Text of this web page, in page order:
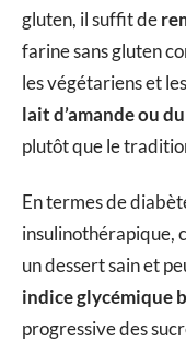
gluten, il suffit de
farine sans gluten
les végétariens et
lait d’amande ou
plutôt que le
En termes de
insulinothérapique,
un dessert sain et
indice glycémique
progressive des